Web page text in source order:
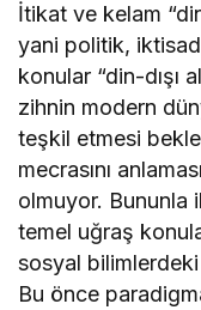
İtikat ve kelam
yani politik,
konular “din-dışı
zihnin modern
teşkil etmesi
mecrasını
olmuyor. Bununla
temel uğraş
sosyal bilimlerdeki
Bu önce